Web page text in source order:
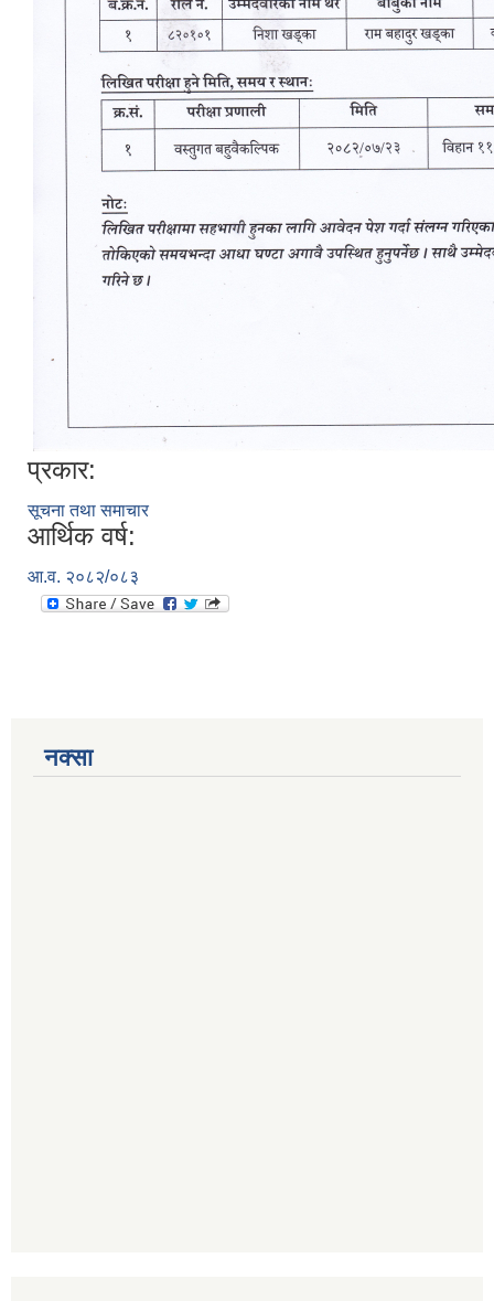
प्रकार:
सूचना तथा समाचार
आर्थिक वर्ष:
आ.व. २०८२/०८३
नक्सा